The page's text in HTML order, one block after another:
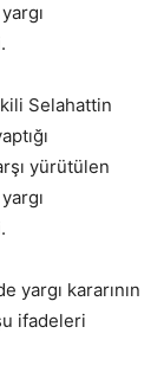
Selahattin
yürütülen
yargı kararının
ifadeleri